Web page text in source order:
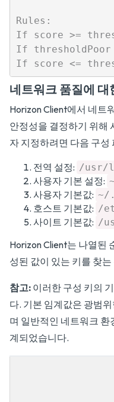
Rules:
If score >=
If
네트워크 품질에 대
Horizon Client에서 네트
안정성을 결정하기 위해
자 지정하려면 다음 구성
전역 설정: /usr/
사용자 기본 설정:
사용자 기본값: ~/
호스트 기본값: /
사이트 기본값: /
Horizon Client는 나열된
성된 값이 있는 키를 찾
참고: 이러한 구성 키의
다. 기본 임계값은 광범
며 일반적인 네트워크
계되었습니다.